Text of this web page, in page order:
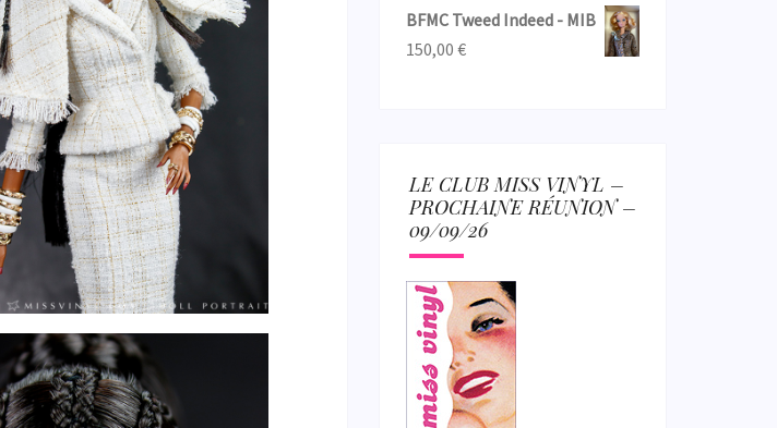
initial
actuel
BFMC Tweed Indeed - MIB
150,00 €
LE CLUB MISS VINYL –
PROCHAINE RÉUNION –
09/09/26